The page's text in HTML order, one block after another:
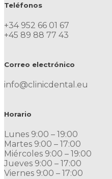
Teléfonos
+34 952 66 01 67
+45 89 88 77 43
Correo electrónico
info@clinicdental.eu
Horario
Lunes 9:00 – 19:00
Martes 9:00 – 17:00
Miércoles 9:00 – 19:00
Jueves 9:00 – 17:00
Viernes 9:00 – 17:00